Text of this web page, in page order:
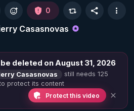
Casasnovas
0
deleted on August 31, 2026
Casasnovas
still needs 125
protect its content
Protect this video